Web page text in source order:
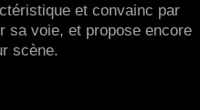
et convainc par
sa voie, et propose encore
scène.